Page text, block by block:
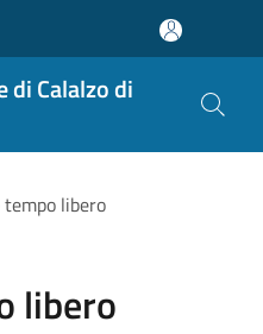
di Calalzo di
libero
libero